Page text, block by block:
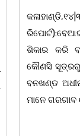
ଭୁବନେଶ୍ୱର,
"ସଶକ୍ତ
ସ୍ଥିତ
-2026
ସଂଯୋଜନା ଓ
ଯାଇଛି l